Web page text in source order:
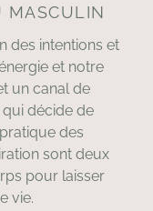
MASCULIN
des intentions et
et notre
un canal de
décide de
des
sont deux
pour laisser
vie.